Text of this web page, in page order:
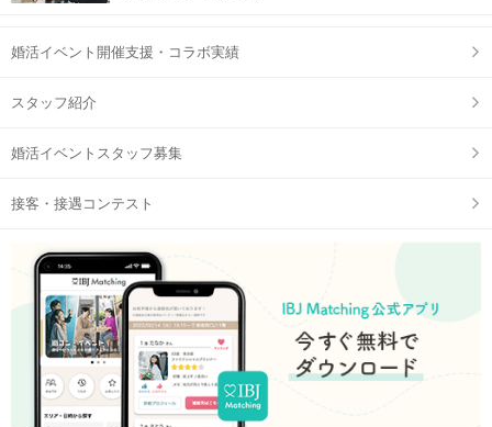
婚活イベント開催支援・コラボ実績
スタッフ紹介
婚活イベントスタッフ募集
接客・接遇コンテスト